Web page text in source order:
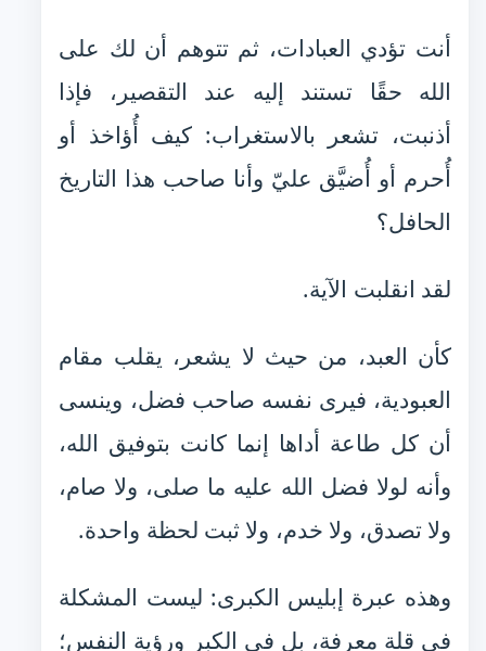
أنت تؤدي العبادات، ثم تتوهم أن لك على
الله حقًا تستند إليه عند التقصير، فإذا
أذنبت، تشعر بالاستغراب: كيف أُؤاخذ أو
أُحرم أو أُضيَّق عليّ وأنا صاحب هذا التاريخ
الحافل؟
لقد انقلبت الآية.
كأن العبد، من حيث لا يشعر، يقلب مقام
العبودية، فيرى نفسه صاحب فضل، وينسى
أن كل طاعة أداها إنما كانت بتوفيق الله،
وأنه لولا فضل الله عليه ما صلى، ولا صام،
ولا تصدق، ولا خدم، ولا ثبت لحظة واحدة.
وهذه عبرة إبليس الكبرى: ليست المشكلة
في قلة معرفة، بل في الكبر ورؤية النفس؛